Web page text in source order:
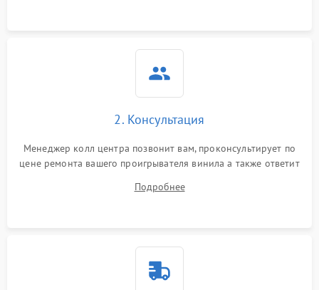
2. Консультация
Менеджер колл центра позвонит вам, проконсультирует по
цене ремонта вашего проигрывателя винила а также ответит
Подробнее